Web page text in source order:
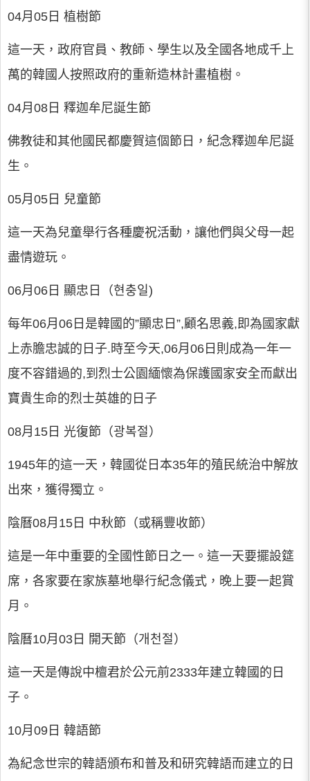
04月05日 植樹節
這一天，政府官員、教師、學生以及全國各地成千上
萬的韓國人按照政府的重新造林計畫植樹。
04月08日 釋迦牟尼誕生節
佛教徒和其他國民都慶賀這個節日，紀念釋迦牟尼誕
生。
05月05日 兒童節
這一天為兒童舉行各種慶祝活動，讓他們與父母一起
盡情遊玩。
06月06日 顯忠日（현충일)
每年06月06日是韓國的”顯忠日”,顧名思義,即為國家獻
上赤膽忠誠的日子.時至今天,06月06日則成為一年一
度不容錯過的,到烈士公園緬懷為保護國家安全而獻出
寶貴生命的烈士英雄的日子
08月15日 光復節（광복절）
1945年的這一天，韓國從日本35年的殖民統治中解放
出來，獲得獨立。
陰曆08月15日 中秋節（或稱豐收節）
這是一年中重要的全國性節日之一。這一天要擺設筵
席，各家要在家族墓地舉行紀念儀式，晚上要一起賞
月。
陰曆10月03日 開天節（개천절）
這一天是傳說中檀君於公元前2333年建立韓國的日
子。
10月09日 韓語節
為紀念世宗的韓語頒布和普及和研究韓語而建立的日